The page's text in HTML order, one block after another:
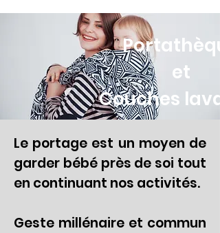
et
Couches
Le portage est un moyen de
garder bébé près de soi tout
en continuant nos activités.
Geste millénaire et commun